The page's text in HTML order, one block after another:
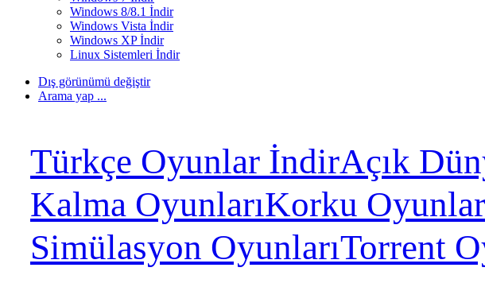
Windows 8/8.1 İndir
Windows Vista İndir
Windows XP İndir
Linux Sistemleri İndir
Dış görünümü değiştir
Arama yap ...
Türkçe Oyunlar İndirAçık
Kalma OyunlarıKorku
Simülasyon OyunlarıTorrent